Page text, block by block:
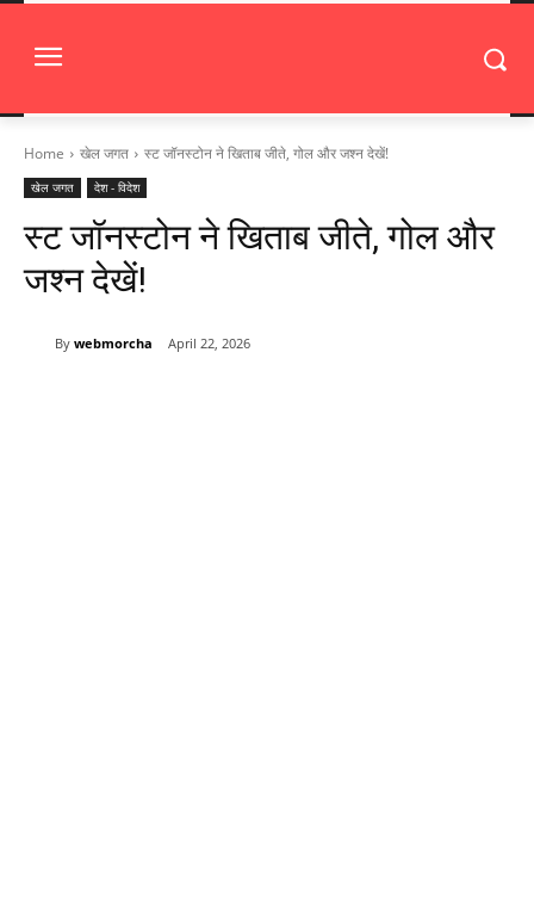
Home खेल जगत स्ट जॉनस्टोन ने खिताब जीते, गोल और जश्न देखें!
खेल जगत देश - विदेश
स्ट जॉनस्टोन ने खिताब जीते, गोल और
जश्न देखें!
By webmorcha April 22, 2026